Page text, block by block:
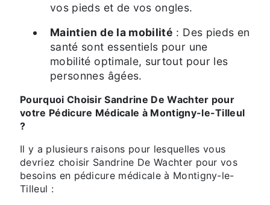
vos pieds et de vos ongles.
Maintien de la mobilité : Des pieds en
santé sont essentiels pour une
mobilité optimale, surtout pour les
personnes âgées.
Pourquoi Choisir Sandrine De Wachter pour
votre Pédicure Médicale à Montigny-le-Tilleul
?
Il y a plusieurs raisons pour lesquelles vous
devriez choisir Sandrine De Wachter pour vos
besoins en pédicure médicale à Montigny-le-
Tilleul :